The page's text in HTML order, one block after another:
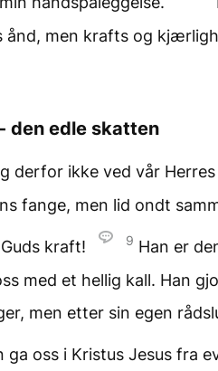
ånd, men krafts og
den edle skatten
derfor ikke ved vår
fange, men lid ondt
kraft! 9 Han er
med et hellig kall. Han
men etter sin egen
ga oss i Kristus Jesus fra